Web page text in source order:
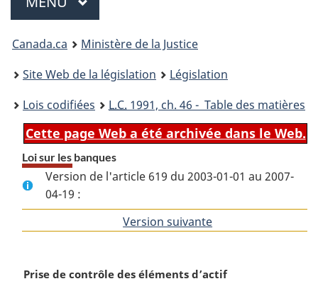
You
are
here:
Canada.ca
Ministère de la Justice
Site Web de la législation
Législation
Lois codifiées
L.C. 1991, ch. 46 - Table des matières
Cette page Web a été archivée dans le Web.
Loi sur les banques
Version de l'article 619 du 2003-01-01 au 2007-
04-19 :
Version suivante
N
Prise de contrôle des éléments d’actif